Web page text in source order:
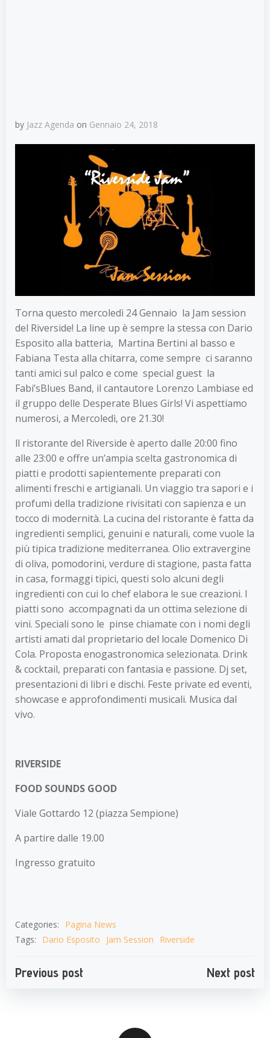
by Jazz Agenda on Gennaio 24, 2018
Torna questo mercoledì 24 Gennaio la Jam session
del Riverside! La line up è sempre la stessa con Dario
Esposito alla batteria, Martina Bertini al basso e
Fabiana Testa alla chitarra, come sempre ci saranno
tanti amici sul palco e come special guest la
Fabi’sBlues Band, il cantautore Lorenzo Lambiase ed
il gruppo delle Desperate Blues Girls! Vi aspettiamo
numerosi, a Mercoledì, ore 21.30!
ll ristorante del Riverside è aperto dalle 20:00 fino
alle 23:00 e offre un’ampia scelta gastronomica di
piatti e prodotti sapientemente preparati con
alimenti freschi e artigianali. Un viaggio tra sapori e i
profumi della tradizione rivisitati con sapienza e un
tocco di modernità. La cucina del ristorante è fatta da
ingredienti semplici, genuini e naturali, come vuole la
più tipica tradizione mediterranea. Olio extravergine
di oliva, pomodorini, verdure di stagione, pasta fatta
in casa, formaggi tipici, questi solo alcuni degli
ingredienti con cui lo chef elabora le sue creazioni. I
piatti sono accompagnati da un ottima selezione di
vini. Speciali sono le pinse chiamate con i nomi degli
artisti amati dal proprietario del locale Domenico Di
Cola. Proposta enogastronomica selezionata. Drink
& cocktail, preparati con fantasia e passione. Dj set,
presentazioni di libri e dischi. Feste private ed eventi,
showcase e approfondimenti musicali. Musica dal
vivo.
RIVERSIDE
FOOD SOUNDS GOOD
Viale Gottardo 12 (piazza Sempione)
A partire dalle 19.00
Ingresso gratuito
Categories:
Pagina News
Tags:
Dario Esposito Jam Session Riverside
Navigazione
Previous post
Navigazione
Next post